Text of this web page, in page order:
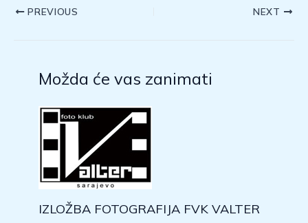
PREVIOUS NEXT
Možda će vas zanimati
IZLOŽBA FOTOGRAFIJA FVK VALTER